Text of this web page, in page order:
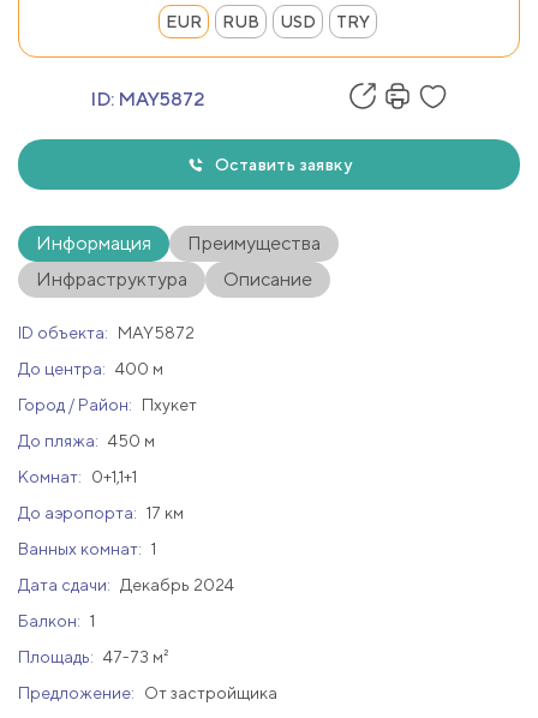
EUR RUB USD TRY
ID: MAY5872
Оставить заявку
Информация
Преимущества
Инфраструктура
Описание
ID объекта:
MAY5872
До центра: 400 м
Город / Район:
Пхукет
До пляжа: 450 м
Комнат:
0+1,1+1
До аэропорта: 17 км
Ванных комнат: 1
Дата сдачи:
Декабрь 2024
Балкон: 1
Площадь: 47-73 м²
Предложение:
От застройщика